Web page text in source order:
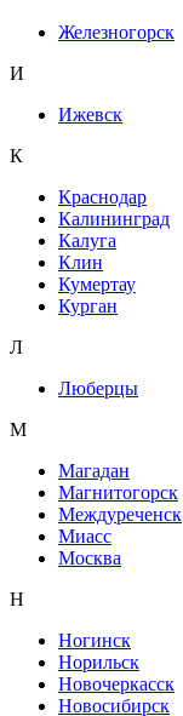
Железногорск
И
Ижевск
К
Краснодар
Калининград
Калуга
Клин
Кумертау
Курган
Л
Люберцы
М
Магадан
Магнитогорск
Междуреченск
Миасс
Москва
Н
Ногинск
Норильск
Новочеркасск
Новосибирск